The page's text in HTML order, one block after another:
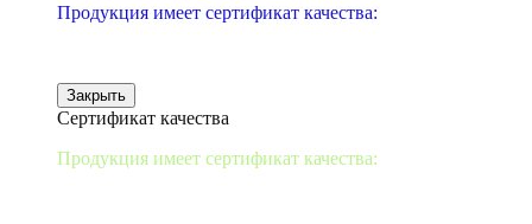
Продукция имеет сертификат качества:
Закрыть
Сертификат качества
Продукция имеет сертификат качества: